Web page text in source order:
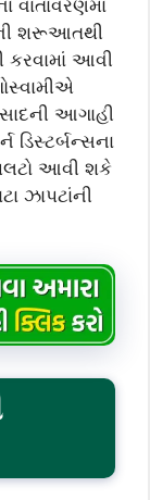
વાતાવરણમાં
શરૂઆતથી
આવી
આગાહી
પલટો આવી શકે
ઝાપટાંની